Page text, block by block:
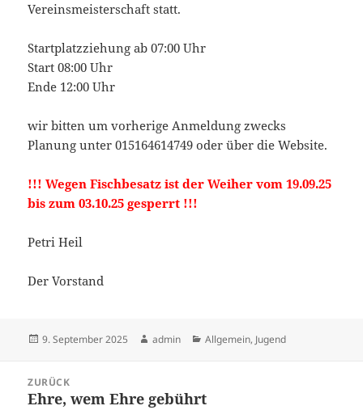
Vereinsmeisterschaft statt.
Startplatzziehung ab 07:00 Uhr
Start 08:00 Uhr
Ende 12:00 Uhr
wir bitten um vorherige Anmeldung zwecks
Planung unter 015164614749 oder über die Website.
!!! Wegen Fischbesatz ist der Weiher vom 19.09.25
bis zum 03.10.25 gesperrt !!!
Petri Heil
Der Vorstand
Veröffentlicht
9. September 2025 Autor
admin Kategorien
Allgemein, Jugend
ZURÜCK
Vorheriger
Ehre, wem Ehre gebührt